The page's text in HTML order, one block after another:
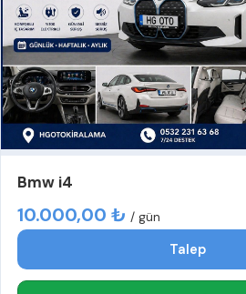
Bmw i4
10.000,00 ₺ / gün
Talep